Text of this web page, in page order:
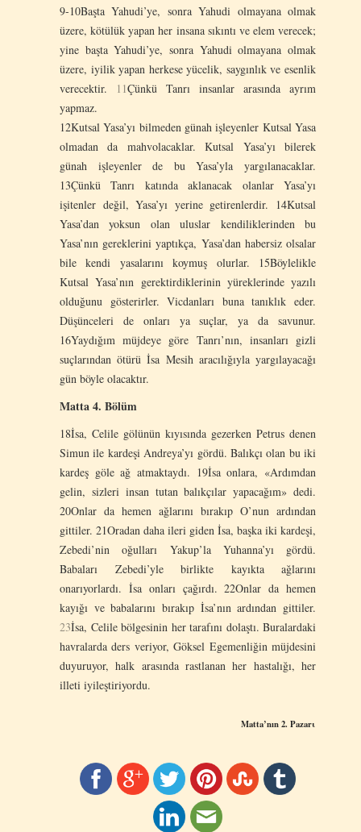
9-10Başta Yahudi’ye, sonra Yahudi olmayana olmak
üzere, kötülük yapan her insana sıkıntı ve elem verecek;
yine başta Yahudi’ye, sonra Yahudi olmayana olmak
üzere, iyilik yapan herkese yücelik, saygınlık ve esenlik
verecektir.
11Çünkü Tanrı insanlar arasında ayrım
yapmaz.
12Kutsal Yasa’yı bilmeden günah işleyenler Kutsal Yasa
olmadan da mahvolacaklar. Kutsal Yasa’yı bilerek
günah işleyenler de bu Yasa’yla yargılanacaklar.
13Çünkü Tanrı katında aklanacak olanlar Yasa’yı
işitenler değil, Yasa’yı yerine getirenlerdir. 14Kutsal
Yasa’dan yoksun olan uluslar kendiliklerinden bu
Yasa’nın gereklerini yaptıkça, Yasa’dan habersiz olsalar
bile kendi yasalarını koymuş olurlar. 15Böylelikle
Kutsal Yasa’nın gerektirdiklerinin yüreklerinde yazılı
olduğunu gösterirler. Vicdanları buna tanıklık eder.
Düşünceleri de onları ya suçlar, ya da savunur.
16Yaydığım müjdeye göre Tanrı’nın, insanları gizli
suçlarından ötürü İsa Mesih aracılığıyla yargılayacağı
gün böyle olacaktır.
Matta 4. Bölüm
18İsa, Celile gölünün kıyısında gezerken Petrus denen
Simun ile kardeşi Andreya’yı gördü. Balıkçı olan bu iki
kardeş göle ağ atmaktaydı. 19İsa onlara, «Ardımdan
gelin, sizleri insan tutan balıkçılar yapacağım» dedi.
20Onlar da hemen ağlarını bırakıp O’nun ardından
gittiler. 21Oradan daha ileri giden İsa, başka iki kardeşi,
Zebedi’nin oğulları Yakup’la Yuhanna’yı gördü.
Babaları Zebedi’yle birlikte kayıkta ağlarını
onarıyorlardı. İsa onları çağırdı. 22Onlar da hemen
kayığı ve babalarını bırakıp İsa’nın ardından gittiler.
23İsa, Celile bölgesinin her tarafını dolaştı. Buralardaki
havralarda ders veriyor, Göksel Egemenliğin müjdesini
duyuruyor, halk arasında rastlanan her hastalığı, her
illeti iyileştiriyordu.
Matta’nın 2. Pazarι